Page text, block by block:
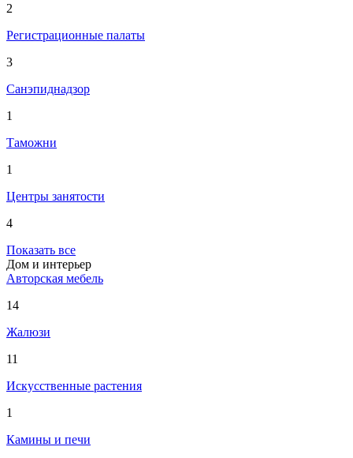
2
Регистрационные палаты
3
Санэпиднадзор
1
Таможни
1
Центры занятости
4
Показать все
Дом и интерьер
Авторская мебель
14
Жалюзи
11
Искусственные растения
1
Камины и печи